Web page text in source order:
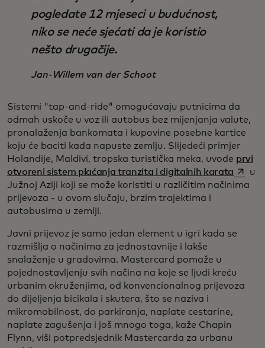
pogledate 12 mjeseci u budućnost,
niko se neće sjećati da je koristio
nešto drugačije.
Jan-Willem van der Schoot
Sistemi "tap-and-ride" omogućavaju putnicima da
odmah uskoče u voz ili autobus bez mijenjanja valute,
pronalaženja bankomata i kupovine posebne kartice
koju će baciti kada napuste zemlju. Slijedeći primjer
Holandije, Maldivi, tropska turistička meka, uvode prvi
otvoreni sistem plaćanja tranzita i digitalnih karata
u
Južnoj Aziji koji se može koristiti u različitim načinima
prijevoza - u ovom slučaju, brzim trajektima i
autobusima u zemlji.
Javni prijevoz je samo jedan element u igri kada se
razmišlja o načinima za jednostavnije i lakše
snalaženje u gradovima. Mastercard pomaže u
pojednostavljenju svih načina na koje se ljudi kreću
urbanim okruženjima, od konvencionalnog prijevoza
do dijeljenja bicikala i skutera, što se naziva i
mikromobilnost, do parkiranja, naplate cestarine,
naplate zagušenja i još mnogo toga, kaže Chapin
Flynn, viši potpredsjednik Mastercarda za urbanu